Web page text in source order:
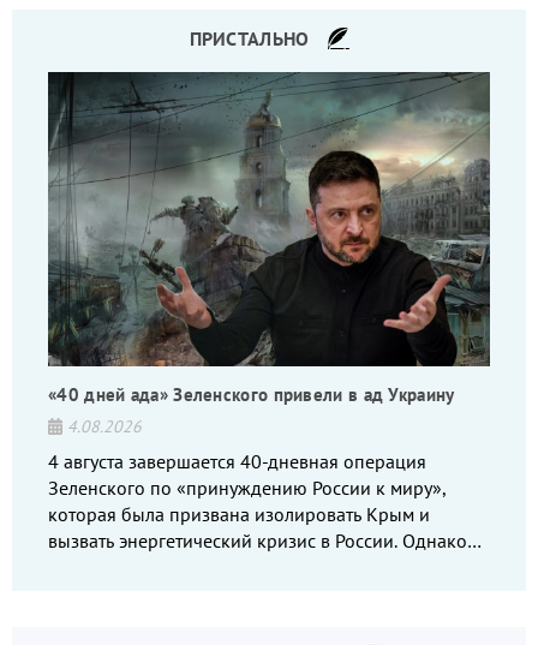
ПРИСТАЛЬНО
«40 дней ада» Зеленского привели в ад Украину
4.08.2026
4 августа завершается 40-дневная операция
Зеленского по «принуждению России к миру»,
которая была призвана изолировать Крым и
вызвать энергетический кризис в России. Однако